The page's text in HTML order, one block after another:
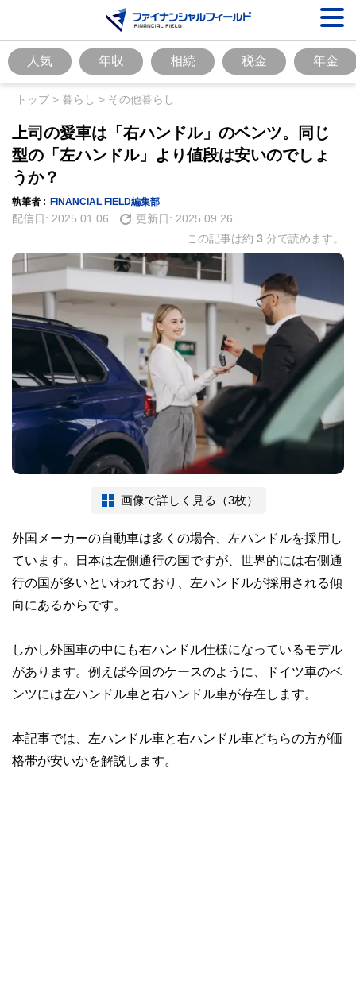
人気 年収 相続 税金 年金
トップ> 暮らし > その他暮らし
上司の愛車は「右ハンドル」のベンツ。同じ
型の「左ハンドル」より値段は安いのでしょ
うか？
執筆者 : FINANCIAL FIELD編集部
配信日: 2025.01.06 更新日: 2025.09.26
この記事は約 3 分で読めます。
画像で詳しく見る（3枚）
外国メーカーの自動車は多くの場合、左ハンドルを採用し
ています。日本は左側通行の国ですが、世界的には右側通
行の国が多いといわれており、左ハンドルが採用される傾
向にあるからです。
しかし外国車の中にも右ハンドル仕様になっているモデル
があります。例えば今回のケースのように、ドイツ車のベ
ンツには左ハンドル車と右ハンドル車が存在します。
本記事では、左ハンドル車と右ハンドル車どちらの方が価
格帯が安いかを解説します。